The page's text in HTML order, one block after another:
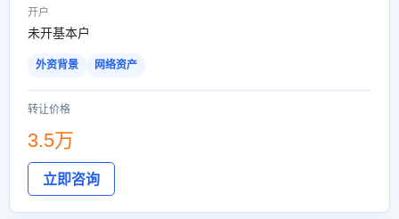
开户
未开基本户
外资背景 网络资产
转让价格
3.5万
立即咨询